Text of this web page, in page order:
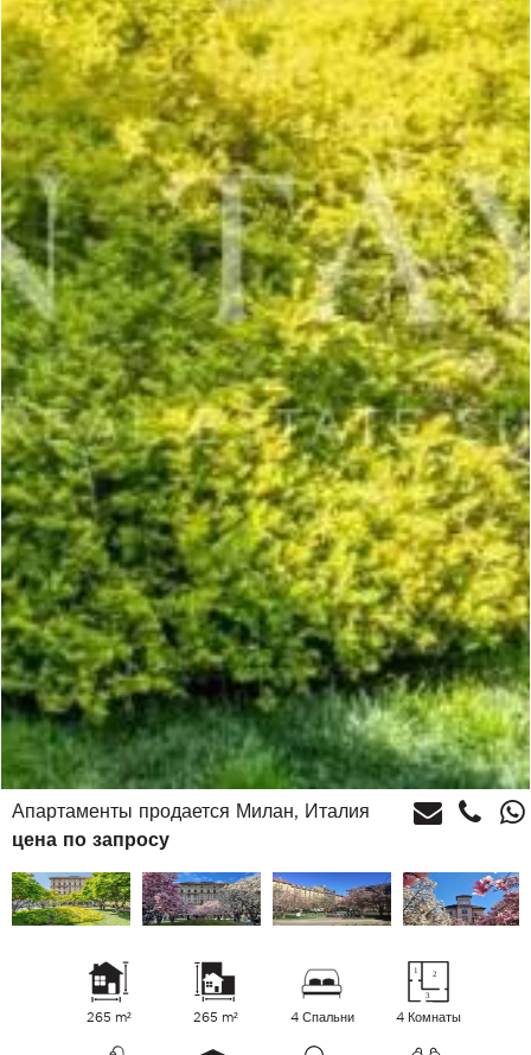
Апартаменты продается Милан, Италия
цена по запросу
265 m² 265 m² 4 Спальни 4 Комнаты